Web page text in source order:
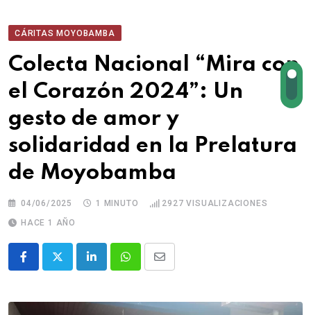
CÁRITAS MOYOBAMBA
Colecta Nacional “Mira con
el Corazón 2024”: Un
gesto de amor y
solidaridad en la Prelatura
de Moyobamba
04/06/2025 1 MINUTO 2927 VISUALIZACIONES
HACE 1 AÑO